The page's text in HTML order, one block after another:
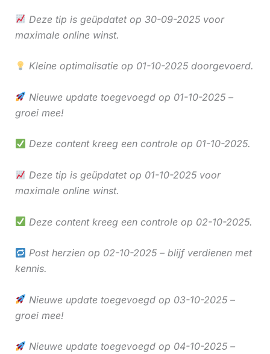
Deze tip is geüpdatet op 30-09-2025 voor
maximale online winst.
Kleine optimalisatie op 01-10-2025 doorgevoerd.
Nieuwe update toegevoegd op 01-10-2025 –
groei mee!
Deze content kreeg een controle op 01-10-2025.
Deze tip is geüpdatet op 01-10-2025 voor
maximale online winst.
Deze content kreeg een controle op 02-10-2025.
Post herzien op 02-10-2025 – blijf verdienen met
kennis.
Nieuwe update toegevoegd op 03-10-2025 –
groei mee!
Nieuwe update toegevoegd op 04-10-2025 –